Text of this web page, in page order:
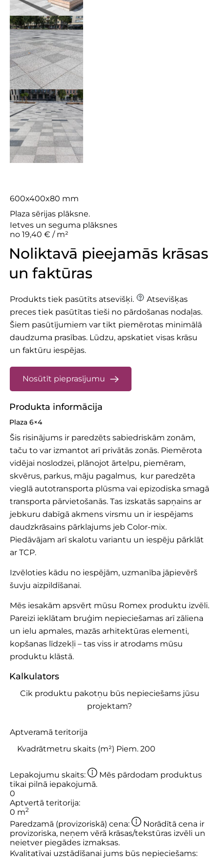
600x400x80 mm
Plaza sērijas plāksne.
Ietves un seguma plāksnes
no 19,40 € / m²
Noliktavā pieejamās krāsas
un faktūras
Produkts tiek pasūtīts atsevišķi.
Atsevišķas
preces tiek pasūtītas tieši no pārdošanas nodaļas.
Šiem pasūtījumiem var tikt piemērotas minimālā
daudzuma prasības. Lūdzu, apskatiet visas krāsu
un faktūru iespējas.
Nosūtīt pieprasījumu
Produkta informācija
Plaza 6×4
Šis risinājums ir paredzēts sabiedriskām zonām,
taču to var izmantot arī privātās zonās. Piemērota
vidējai noslodzei, plānojot ārtelpu, piemēram,
skvērus, parkus, māju pagalmus, kur paredzēta
vieglā autotransporta plūsma vai epizodiska smagā
transporta pārvietošanās. Tas izskatās sapņains ar
jebkuru dabīgā akmens virsmu un ir iespējams
daudzkrāsains pārklajums jeb Color-mix.
Piedāvājam arī skalotu variantu un iespēju pārklāt
ar TCP.
Izvēloties kādu no iespējām, uzmanība jāpievērš
šuvju aizpildīšanai.
Mēs iesakām apsvērt mūsu Romex produktu izvēli.
Pareizi ieklātam bruģim nepieciešamas arī zāliena
un ielu apmales, mazās arhitektūras elementi,
kopšanas līdzekļi – tas viss ir atrodams mūsu
produktu klāstā.
Kalkulators
Cik produktu pakotņu būs nepieciešams jūsu
projektam?
Aptveramā teritorija
Lepakojumu skaits:
Mēs pārdodam produktus
tikai pilnā iepakojumā.
0
Aptvertā teritorija:
0 m2
Paredzamā (provizoriskā) cena:
Norādītā cena ir
provizoriska, neņem vērā krāsas/tekstūras izvēli un
neietver piegādes izmaksas.
Kvalitatīvai uzstādīšanai jums būs nepieciešams: